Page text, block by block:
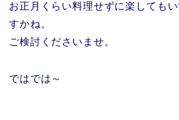
お正月くらい料理せずに楽しても
すかね。
ご検討くださいませ。
ではでは～